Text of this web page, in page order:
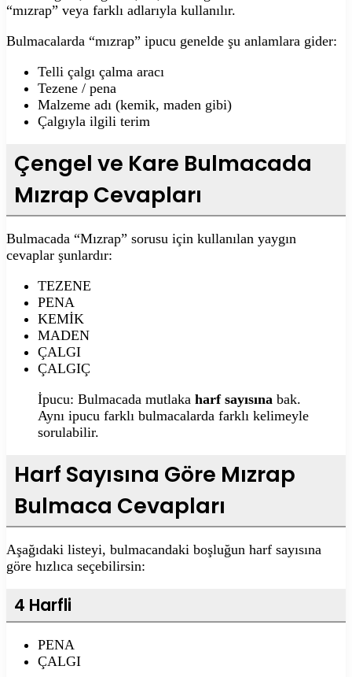
“mızrap” veya farklı adlarıyla kullanılır.
Bulmacalarda “mızrap” ipucu genelde şu anlamlara gider:
Telli çalgı çalma aracı
Tezene / pena
Malzeme adı (kemik, maden gibi)
Çalgıyla ilgili terim
Çengel ve Kare Bulmacada
Mızrap Cevapları
Bulmacada “Mızrap” sorusu için kullanılan yaygın
cevaplar şunlardır:
TEZENE
PENA
KEMİK
MADEN
ÇALGI
ÇALGIÇ
İpucu: Bulmacada mutlaka harf sayısına bak.
Aynı ipucu farklı bulmacalarda farklı kelimeyle
sorulabilir.
Harf Sayısına Göre Mızrap
Bulmaca Cevapları
Aşağıdaki listeyi, bulmacandaki boşluğun harf sayısına
göre hızlıca seçebilirsin:
4 Harfli
PENA
ÇALGI